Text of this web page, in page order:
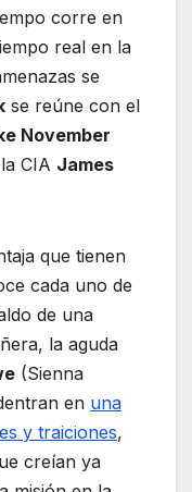
corre en
real en la
se
se reúne con el
November
CIA James
que tienen
cada uno de
de una
la aguda
(Sienna
en una
y traiciones,
creían ya